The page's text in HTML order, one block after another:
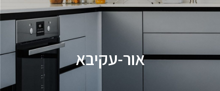
אור-עקיבא